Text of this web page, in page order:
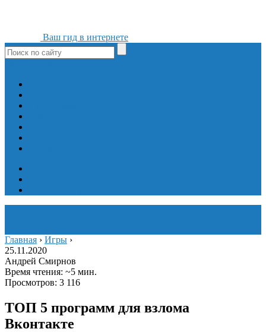
Ваш гид в интернете
Главная › Игры ›
25.11.2020
Андрей Смирнов
Время чтения: ~5 мин.
Просмотров: 3 116
ТОП 5 программ для взлома
Вконтакте